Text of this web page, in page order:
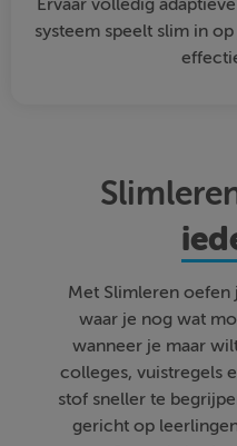
Ervaar volledig
systeem speelt slim in
Met Slimleren
waar je nog wat
wanneer je maar
colleges, vuistregels
stof sneller te
gericht op